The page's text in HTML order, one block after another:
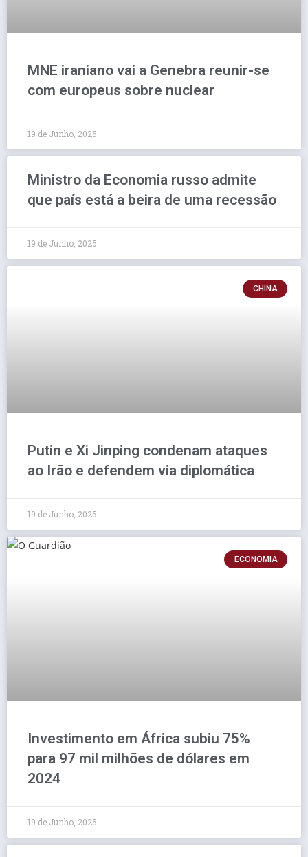
MNE iraniano vai a Genebra reunir-se
com europeus sobre nuclear
19 de Junho, 2025
Ministro da Economia russo admite
que país está a beira de uma recessão
19 de Junho, 2025
CHINA
Putin e Xi Jinping condenam ataques
ao Irão e defendem via diplomática
19 de Junho, 2025
ECONOMIA
Investimento em África subiu 75%
para 97 mil milhões de dólares em
2024
19 de Junho, 2025